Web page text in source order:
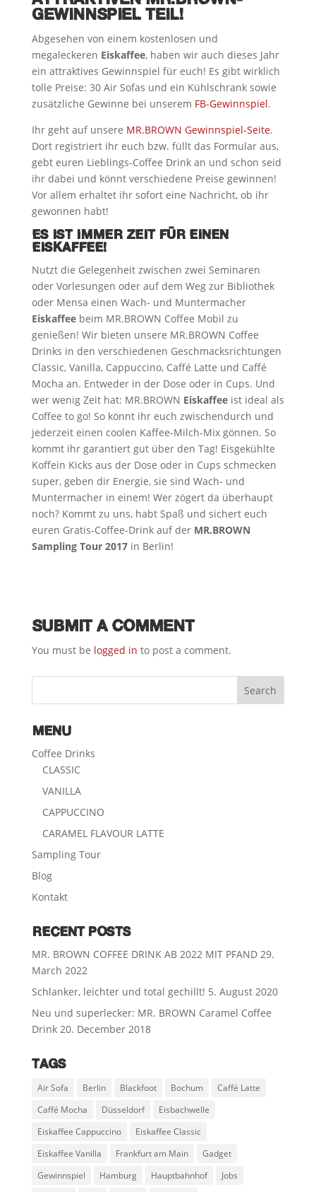
GEWINNSPIEL TEIL!
Abgesehen von einem kostenlosen und
megaleckeren Eiskaffee, haben wir auch dieses Jahr
ein attraktives Gewinnspiel für euch! Es gibt wirklich
tolle Preise: 30 Air Sofas und ein Kühlschrank sowie
zusätzliche Gewinne bei unserem FB-Gewinnspiel.
Ihr geht auf unsere MR.BROWN Gewinnspiel-Seite.
Dort registriert ihr euch bzw. füllt das Formular aus,
gebt euren Lieblings-Coffee Drink an und schon seid
ihr dabei und könnt verschiedene Preise gewinnen!
Vor allem erhaltet ihr sofort eine Nachricht, ob ihr
gewonnen habt!
ES IST IMMER ZEIT FÜR EINEN
EISKAFFEE!
Nutzt die Gelegenheit zwischen zwei Seminaren
oder Vorlesungen oder auf dem Weg zur Bibliothek
oder Mensa einen Wach- und Muntermacher
Eiskaffeebeim MR.BROWN Coffee Mobil zu
genießen! Wir bieten unsere MR.BROWN Coffee
Drinks in den verschiedenen Geschmacksrichtungen
Classic, Vanilla, Cappuccino, Caffé Latte und Caffé
Mocha an. Entweder in der Dose oder in Cups. Und
wer wenig Zeit hat: MR.BROWN Eiskaffeeist ideal als
Coffee to go! So könnt ihr euch zwischendurch und
jederzeit einen coolen Kaffee-Milch-Mix gönnen. So
kommt ihr garantiert gut über den Tag! Eisgekühlte
Koffein Kicks aus der Dose oder in Cups schmecken
super, geben dir Energie, sie sind Wach- und
Muntermacher in einem! Wer zögert da überhaupt
noch? Kommt zu uns, habt Spaß und sichert euch
euren Gratis-Coffee-Drink auf der MR.BROWN
Sampling Tour 2017in Berlin!
SUBMIT A COMMENT
You must be logged in to post a comment.
MENU
Coffee Drinks
CLASSIC
VANILLA
CAPPUCCINO
CARAMEL FLAVOUR LATTE
Sampling Tour
Blog
Kontakt
RECENT POSTS
MR. BROWN COFFEE DRINK AB 2022 MIT PFAND 29.
March 2022
Schlanker, leichter und total gechillt! 5. August 2020
Neu und superlecker: MR. BROWN Caramel Coffee
Drink 20. December 2018
TAGS
Air Sofa Berlin Blackfoot Bochum
Caffé Latte
Caffé Mocha
Düsseldorf
Eisbachwelle
Eiskaffee Cappuccino
Eiskaffee Classic
Eiskaffee Vanilla
Frankfurt am Main
Gadget
Gewinnspiel
Hamburg Hauptbahnhof
Jobs